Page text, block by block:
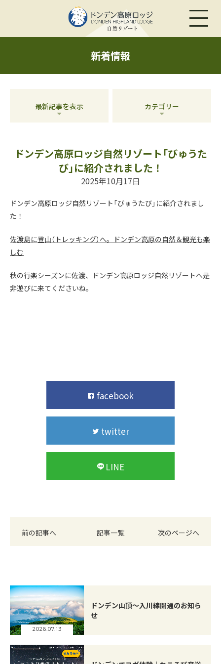
新着情報
最新記事を表示 カテゴリー
ドンデン高原ロッジ自然リゾート「びゅうた
び」に紹介されました！
2025年10月17日
ドンデン高原ロッジ自然リゾート「びゅうたび」に紹介されまし
た！
佐渡島に登山（トレッキング）へ。ドンデン高原の自然＆観光も楽
しむ
秋の行楽シーズンに佐渡、ドンデン高原ロッジ自然リゾートへ是
非遊びに来てくださいね。
facebook
twitter
LINE
記事一覧
前の記事へ 次のページへ
2026.07.13
ドンデン山頂～入川線開通のお知ら
せ